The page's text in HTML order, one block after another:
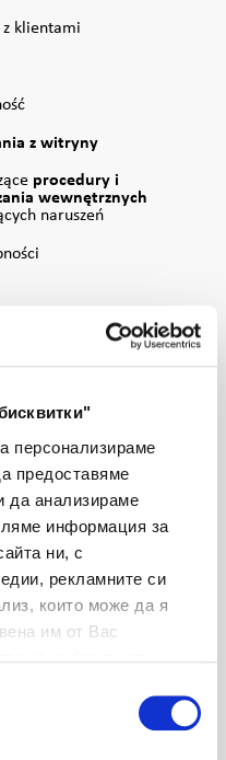
персонализираме
предоставяме
да анализираме
информация за
ни, с
рекламните си
които може да я
им от Вас
z klientami
z witryny
procedury i
wewnętrznych
naruszeń
wypadku
wypadku
zarządzania ryzykiem